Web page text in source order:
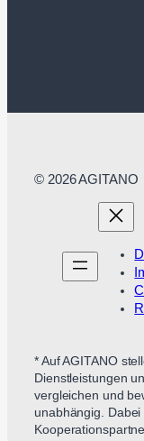
© 2026 AGITANO
* Auf AGITANO
Dienstleistungen
vergleichen und
unabhängig.